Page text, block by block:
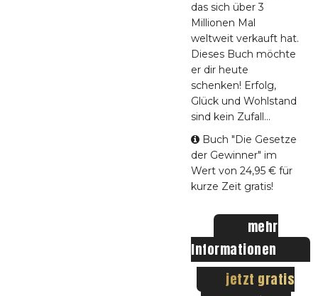
das sich über 3
Millionen Mal
weltweit verkauft hat.
Dieses Buch möchte
er dir heute
schenken! Erfolg,
Glück und Wohlstand
sind kein Zufall...
Buch "Die Gesetze
der Gewinner" im
Wert von 24,95 € für
kurze Zeit gratis!
mehr
Informationen
jetzt gratis